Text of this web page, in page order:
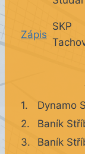
Zápis
SKP
1.
Dynamo
2.
Baník
3.
Baník